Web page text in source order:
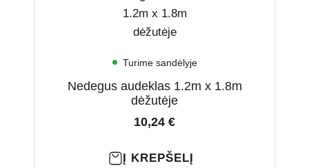
Turime sandėlyje
Nedegus audeklas 1.2m x 1.8m
dėžutėje
10,24 €
Į KREPŠELĮ